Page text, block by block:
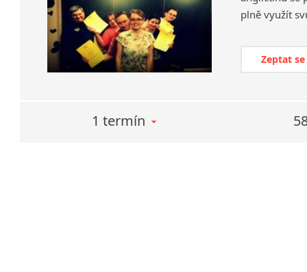
plně využít
Zeptat
1 termín